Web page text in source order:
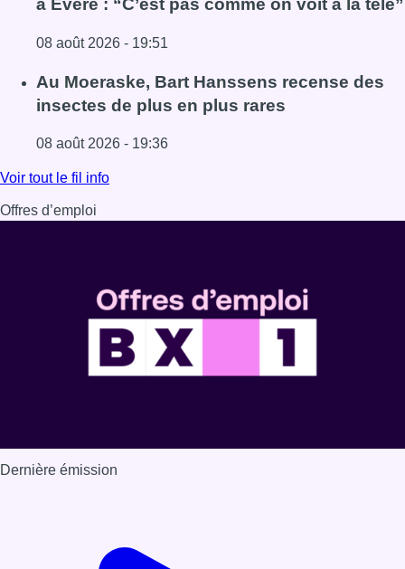
à Evere : “C’est pas comme on voit à la télé”
08 août 2026 - 19:51
Lire l'article Un nouveau club de MMA ouvre ses portes à
Au Moeraske, Bart Hanssens recense des
insectes de plus en plus rares
08 août 2026 - 19:36
Lire l'article Au Moeraske, Bart Hanssens recense des
Voir tout le fil info
Offres d’emploi
Dernière émission